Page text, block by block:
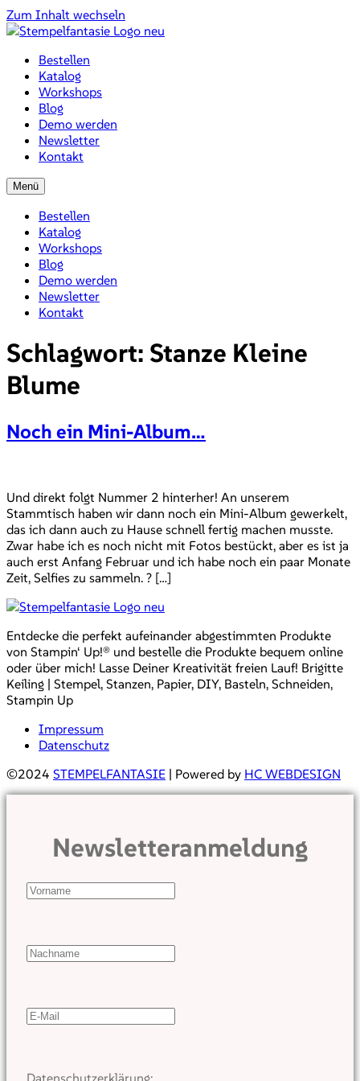
Zum Inhalt wechseln
Bestellen
Katalog
Workshops
Blog
Demo werden
Newsletter
Kontakt
Menü
Bestellen
Katalog
Workshops
Blog
Demo werden
Newsletter
Kontakt
Schlagwort: Stanze Kleine
Blume
Noch ein Mini-Album…
Und direkt folgt Nummer 2 hinterher! An unserem
Stammtisch haben wir dann noch ein Mini-Album gewerkelt,
das ich dann auch zu Hause schnell fertig machen musste.
Zwar habe ich es noch nicht mit Fotos bestückt, aber es ist ja
auch erst Anfang Februar und ich habe noch ein paar Monate
Zeit, Selfies zu sammeln. ? […]
Entdecke die perfekt aufeinander abgestimmten Produkte
von Stampin‘ Up!® und bestelle die Produkte bequem online
oder über mich! Lasse Deiner Kreativität freien Lauf! Brigitte
Keiling | Stempel, Stanzen, Papier, DIY, Basteln, Schneiden,
Stampin Up
Impressum
Datenschutz
©2024 STEMPELFANTASIE | Powered by HC WEBDESIGN
Newsletteranmeldung
Datenschutzerklärung: